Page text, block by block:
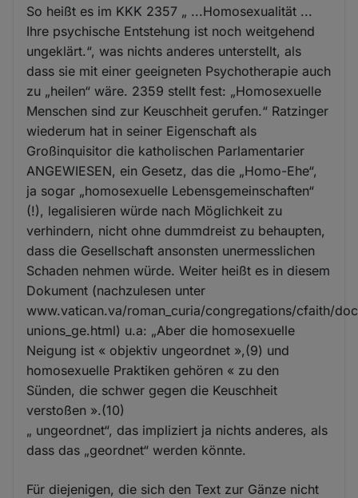
So heißt es im KKK 2357 „ ...Homosexualität ...
Ihre psychische Entstehung ist noch weitgehend
ungeklärt.“, was nichts anderes unterstellt, als
dass sie mit einer geeigneten Psychotherapie auch
zu „heilen“ wäre. 2359 stellt fest: „Homosexuelle
Menschen sind zur Keuschheit gerufen.“ Ratzinger
wiederum hat in seiner Eigenschaft als
Großinquisitor die katholischen Parlamentarier
ANGEWIESEN, ein Gesetz, das die „Homo-Ehe“,
ja sogar „homosexuelle Lebensgemeinschaften“
(!), legalisieren würde nach Möglichkeit zu
verhindern, nicht ohne dummdreist zu behaupten,
dass die Gesellschaft ansonsten unermesslichen
Schaden nehmen würde. Weiter heißt es in diesem
Dokument (nachzulesen unter
www.vatican.va/roman_curia/congregations/cfaith/
unions_ge.html) u.a: „Aber die homosexuelle
Neigung ist « objektiv ungeordnet »,(9) und
homosexuelle Praktiken gehören « zu den
Sünden, die schwer gegen die Keuschheit
verstoßen ».(10)
„ ungeordnet“, das impliziert ja nichts anderes, als
dass das „geordnet“ werden könnte.
Für diejenigen, die sich den Text zur Gänze nicht